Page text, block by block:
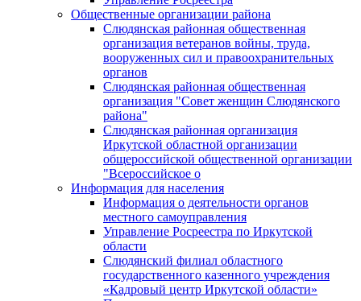
Общественные организации района
Слюдянская районная общественная
организация ветеранов войны, труда,
вооруженных сил и правоохранительных
органов
Слюдянская районная общественная
организация "Совет женщин Слюдянского
района"
Слюдянская районная организация
Иркутской областной организации
общероссийской общественной организации
"Всероссийское о
Информация для населения
Информация о деятельности органов
местного самоуправления
Управление Росреестра по Иркутской
области
Слюдянский филиал областного
государственного казенного учреждения
«Кадровый центр Иркутской области»